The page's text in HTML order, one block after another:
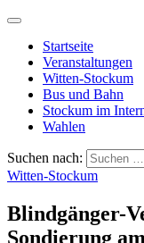
Startseite
Veranstaltungen
Witten-Stockum
Bus und Bahn
Stockum im
Wahlen
Suchen nach:
Witten-Stockum
Blindgänger-
Sondierung